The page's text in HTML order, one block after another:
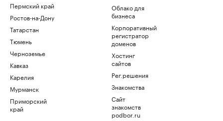
Пермский край
Ростов-на-Дону
Татарстан
Тюмень
Черноземье
Кавказ
Карелия
Мурманск
Приморский
край
Облако для
бизнеса
Корпоративный
регистратор
доменов
Хостинг
сайтов
Рег.решения
Знакомства
Сайт
знакомств
podbor.ru